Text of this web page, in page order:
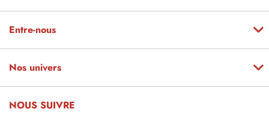
Entre-nous
Nos univers
NOUS SUIVRE